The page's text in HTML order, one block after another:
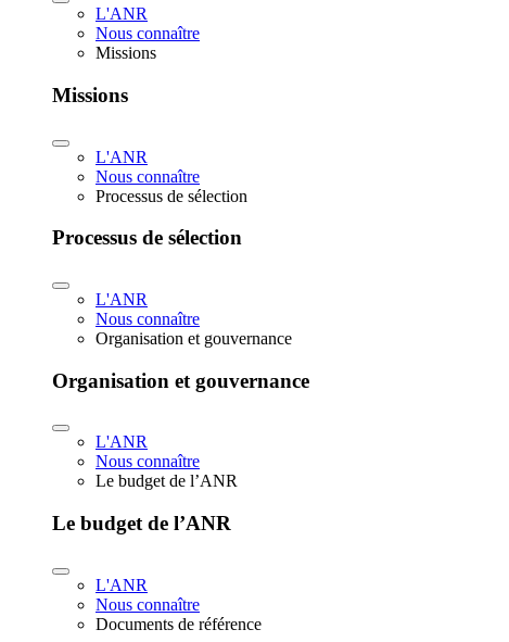
L'ANR
Nous connaître
Missions
Missions
L'ANR
Nous connaître
Processus de sélection
Processus de sélection
L'ANR
Nous connaître
Organisation et gouvernance
Organisation et gouvernance
L'ANR
Nous connaître
Le budget de l’ANR
Le budget de l’ANR
L'ANR
Nous connaître
Documents de référence